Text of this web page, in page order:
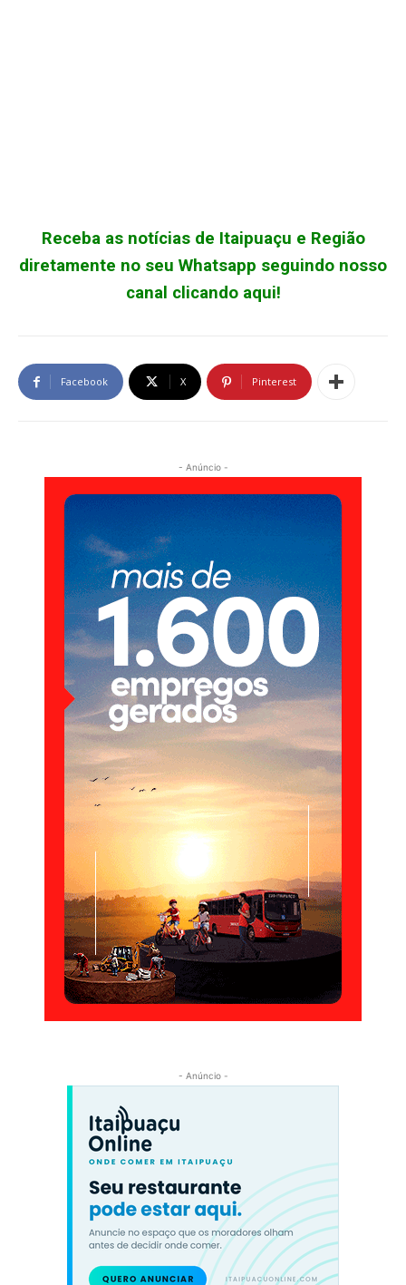
Receba as notícias de Itaipuaçu e Região
diretamente no seu Whatsapp seguindo nosso
canal clicando aqui!
Facebook X Pinterest
- Anúncio -
- Anúncio -